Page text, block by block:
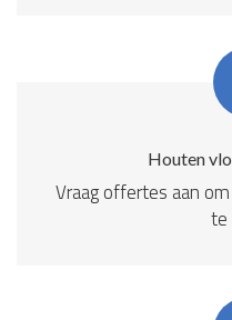
Houten
Vraag offertes aan
te